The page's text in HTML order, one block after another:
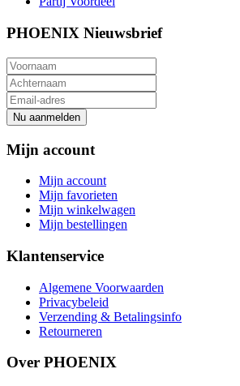
PHOENIX Nieuwsbrief
Nu aanmelden
Mijn account
Mijn account
Mijn favorieten
Mijn winkelwagen
Mijn bestellingen
Klantenservice
Algemene Voorwaarden
Privacybeleid
Verzending & Betalingsinfo
Retourneren
Over PHOENIX